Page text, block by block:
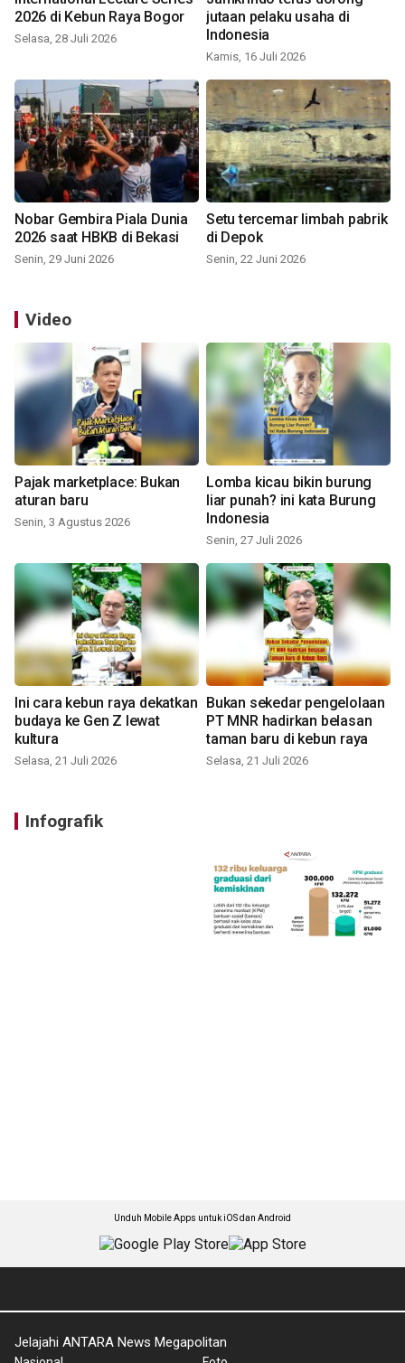
2026 di Kebun Raya Bogor
Selasa, 28 Juli 2026
jutaan pelaku usaha di
Indonesia
Kamis, 16 Juli 2026
Nobar Gembira Piala Dunia
2026 saat HBKB di Bekasi
Senin, 29 Juni 2026
Setu tercemar limbah pabrik
di Depok
Senin, 22 Juni 2026
Video
Pajak marketplace: Bukan
aturan baru
Senin, 3 Agustus 2026
Lomba kicau bikin burung
liar punah? ini kata Burung
Indonesia
Senin, 27 Juli 2026
Ini cara kebun raya dekatkan
budaya ke Gen Z lewat
kultura
Selasa, 21 Juli 2026
Bukan sekedar pengelolaan
PT MNR hadirkan belasan
taman baru di kebun raya
Selasa, 21 Juli 2026
Infografik
Unduh Mobile Apps untuk iOS dan Android
Jelajahi ANTARA News Megapolitan